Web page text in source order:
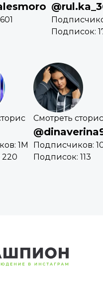
Подписок:
1M
220
Смотреть сторис
Подписчиков:
Подписок: 113